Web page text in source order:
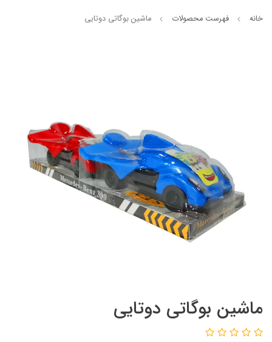
خانه فهرست محصولات ماشین بوگاتی دوتایی
ماشین بوگاتی دوتایی